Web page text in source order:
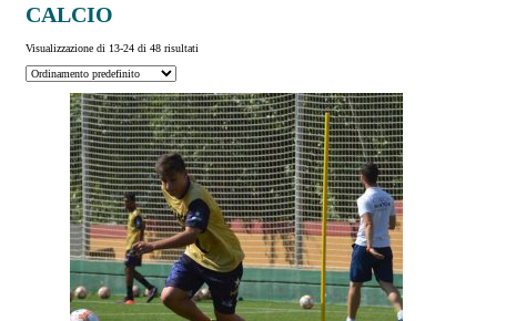
CALCIO
Visualizzazione di 13-24 di 48 risultati